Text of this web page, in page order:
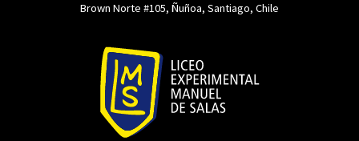
Brown Norte #105, Ñuñoa, Santiago, Chile